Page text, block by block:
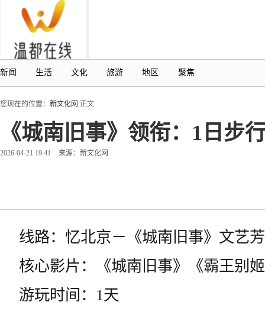
新闻 生活 文化 旅游 地区 聚焦
您现在的位置： 新文化网 正文
《城南旧事》领衔：1日步
2026-04-21 19:41 来源：新文化网
线路：忆北京－《城南旧事》文艺
核心影片：《城南旧事》《霸王别
游玩时间：1天